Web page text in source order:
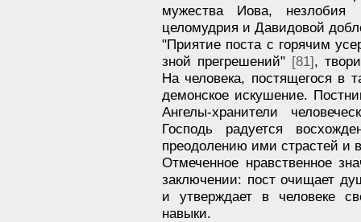
мужества Иова, незлобия
целомудрия и Давидовой
"Приятие поста с горячим
зной прегрешений" [81],
На человека, постящегося в
демонское искушение.
Ангелы-хранители
Господь радуется
преодолению ими страстей и
Отмеченное нравственное
заключении: пост очищает
и утверждает в человеке
навыки.